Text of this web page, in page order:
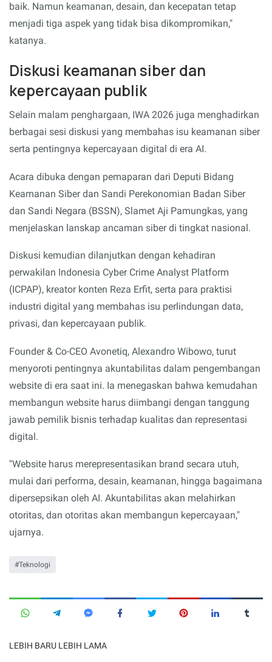
baik. Namun keamanan, desain, dan kecepatan tetap
menjadi tiga aspek yang tidak bisa dikompromikan,"
katanya.
Diskusi keamanan siber dan
kepercayaan publik
Selain malam penghargaan, IWA 2026 juga menghadirkan
berbagai sesi diskusi yang membahas isu keamanan siber
serta pentingnya kepercayaan digital di era AI.
Acara dibuka dengan pemaparan dari Deputi Bidang
Keamanan Siber dan Sandi Perekonomian Badan Siber
dan Sandi Negara (BSSN), Slamet Aji Pamungkas, yang
menjelaskan lanskap ancaman siber di tingkat nasional.
Diskusi kemudian dilanjutkan dengan kehadiran
perwakilan Indonesia Cyber Crime Analyst Platform
(ICPAP), kreator konten Reza Erfit, serta para praktisi
industri digital yang membahas isu perlindungan data,
privasi, dan kepercayaan publik.
Founder & Co-CEO Avonetiq, Alexandro Wibowo, turut
menyoroti pentingnya akuntabilitas dalam pengembangan
website di era saat ini. Ia menegaskan bahwa kemudahan
membangun website harus diimbangi dengan tanggung
jawab pemilik bisnis terhadap kualitas dan representasi
digital.
"Website harus merepresentasikan brand secara utuh,
mulai dari performa, desain, keamanan, hingga bagaimana
dipersepsikan oleh AI. Akuntabilitas akan melahirkan
otoritas, dan otoritas akan membangun kepercayaan,"
ujarnya.
Teknologi
LEBIH BARU LEBIH LAMA